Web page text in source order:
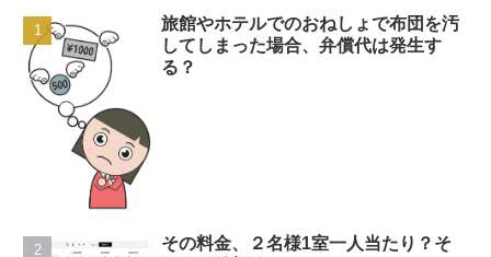
旅館やホテルでのおねしょで布団を汚
してしまった場合、弁償代は発生す
る？
その料金、２名様1室一人当たり？そ